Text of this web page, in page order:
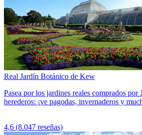
Real Jardín Botánico de Kew
Pasea por los jardines reales comprados por
herederos: ¡ve pagodas, invernaderos y
4,6 (8.047 reseñas)